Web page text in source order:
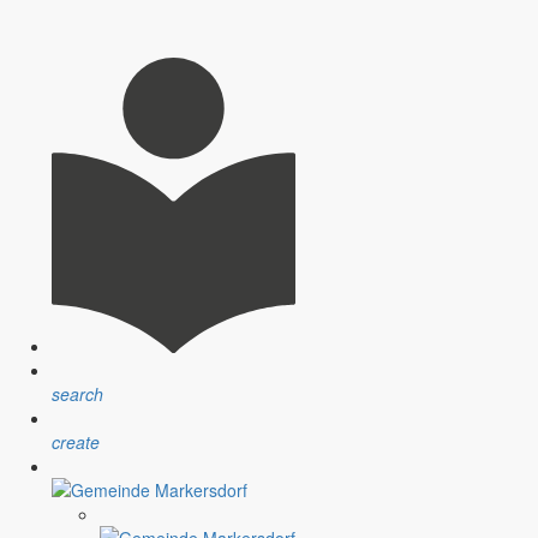
search
create
sie die Art, die Intensität und die Zeiten, zu denen sie auftreten,
die gesundheitlichen Risiken der Corona-Schutzimpfung